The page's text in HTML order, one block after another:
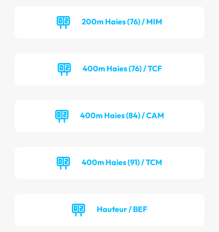
200m Haies (76) / MIM
400m Haies (76) / TCF
400m Haies (84) / CAM
400m Haies (91) / TCM
Hauteur / BEF